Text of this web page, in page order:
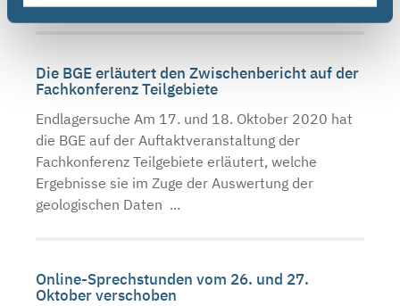
Die BGE erläutert den Zwischenbericht auf der
Fachkonferenz Teilgebiete
Endlagersuche Am 17. und 18. Oktober 2020 hat
die BGE auf der Auftaktveranstaltung der
Fachkonferenz Teilgebiete erläutert, welche
Ergebnisse sie im Zuge der Auswertung der
geologischen Daten ...
Online-Sprechstunden vom 26. und 27.
Oktober verschoben